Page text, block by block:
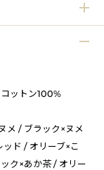
ットン100%
メ / ブラック×ヌメ
ド / オリーブ×こ
ク×あか茶 / オリー